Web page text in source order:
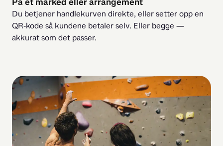
Du betjener handlekurven direkte, eller setter opp en
QR-kode så kundene betaler selv. Eller begge —
akkurat som det passer.